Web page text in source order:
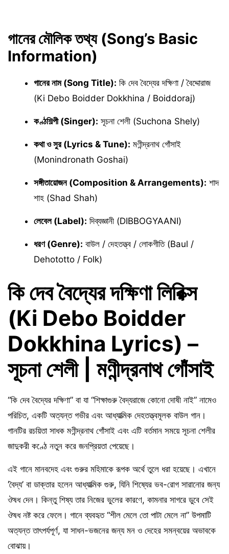
গানের মৌলিক তথ্য (Song’s Basic
Information)
গানের নাম (Song Title): কি দেব বৈদ্যের দক্ষিণা / বৈদ্দোরাজ
(Ki Debo Boidder Dokkhina / Boiddoraj)
কণ্ঠশিল্পী (Singer): সূচনা শেলী (Suchona Shely)
কথা ও সুর (Lyrics & Tune): মণীন্দ্রনাথ গোঁসাই
(Monindronath Goshai)
সঙ্গীতায়োজন (Composition & Arrangements): শাদ
শাহ (Shad Shah)
লেবেল (Label): দিব্যজ্ঞানী (DIBBOGYAANI)
ধরণ (Genre): বাউল / দেহতত্ত্ব / লোকগীতি (Baul /
Dehototto / Folk)
কি দেব বৈদ্যের দক্ষিণা লিরিক্স
(Ki Debo Boidder
Dokkhina Lyrics) –
সূচনা শেলী | মণীন্দ্রনাথ গোঁসাই
“কি দেব বৈদ্যের দক্ষিণা” বা যা “শিক্ষাগুরু বৈদ্যরাজে কোনো দোষী নাই” নামেও
পরিচিত, একটি অত্যন্ত গভীর এবং আধ্যাত্মিক দেহতত্ত্বমূলক বাউল গান।
গানটির রচয়িতা সাধক মণীন্দ্রনাথ গোঁসাই এবং এটি বর্তমান সময়ে সূচনা শেলীর
জাদুকরী কণ্ঠে নতুন করে জনপ্রিয়তা পেয়েছে।
এই গানে মানবদেহ এবং গুরুর মহিমাকে রূপক অর্থে তুলে ধরা হয়েছে। এখানে
‘বৈদ্য’ বা ডাক্তার হলেন আধ্যাত্মিক গুরু, যিনি শিষ্যের ভব-রোগ সারানোর জন্য
ঔষধ দেন। কিন্তু শিষ্য তার নিজের ভুলের কারণে, কামনার সাগরে ডুবে সেই
ঔষধ নষ্ট করে ফেলে। গানে ব্যবহৃত “শীল মেলে তো পাটা মেলে না” উপমাটি
অত্যন্ত তাৎপর্যপূর্ণ, যা সাধন-ভজনের জন্য মন ও দেহের সমন্বয়ের অভাবকে
বোঝায়।